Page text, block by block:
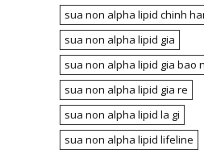
sua non alpha lipid chinh
sua non alpha lipid gia
sua non alpha lipid gia bao
sua non alpha lipid gia re
sua non alpha lipid la gi
sua non alpha lipid lifeline